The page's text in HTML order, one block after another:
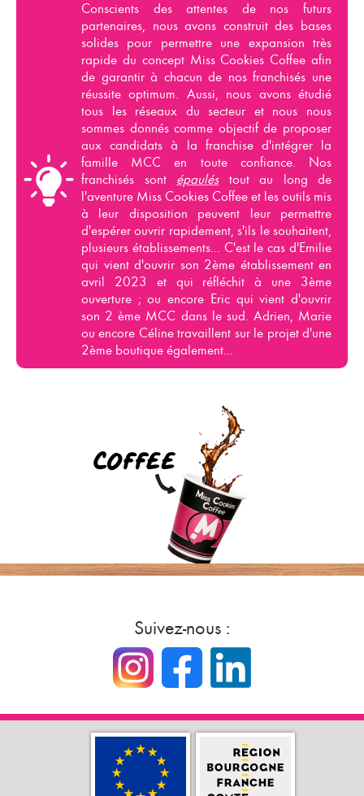
Conscients des attentes de nos futurs
partenaires, nous avons construit des bases
solides pour permettre une expansion très
rapide du concept Miss Cookies Coffee afin
de garantir à chacun de nos franchisés une
réussite optimum. Aussi, nous avons étudié
tous les réseaux du secteur et nous nous
sommes donnés comme objectif de proposer
auxcandidats à la franchised'intégrer la
famille MCC en toute confiance. Nos
franchisés sont épauléstout au long de
l'aventure Miss Cookies Coffee et les outils mis
à leur disposition peuvent leur permettre
d'espérer ouvrir rapidement, s'ils le souhaitent,
plusieurs établissements... C'est le cas d'Emilie
qui vient d'ouvrir son 2ème établissement en
avril 2023 et qui réfléchit à une 3ème
ouverture ; ou encore Eric qui vient d'ouvrir
son 2 ème MCC dans le sud. Adrien, Marie
ou encore Céline travaillent sur le projet d'une
2ème boutique également...
Suivez-nous :